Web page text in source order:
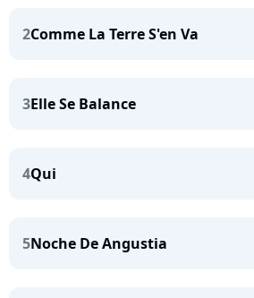
2Comme La Terre S'en Va
3Elle Se Balance
4Qui
5Noche De Angustia